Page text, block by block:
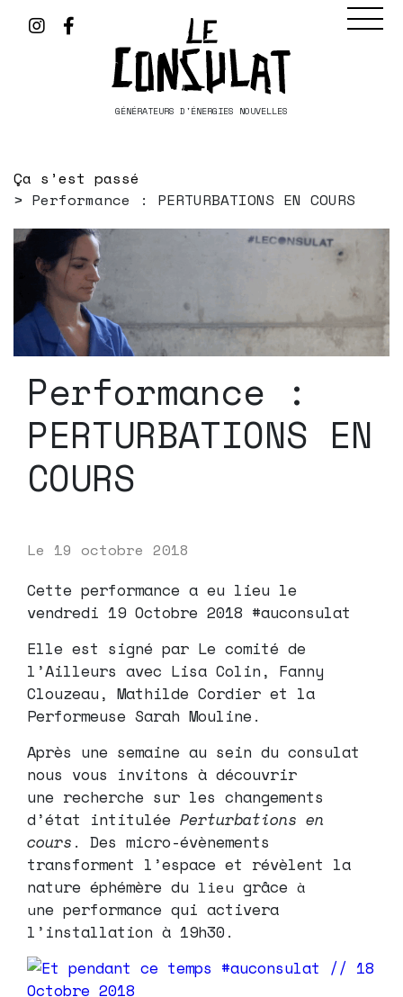
GÉNÉRATEURS D'ÉNERGIES NOUVELLES
Ça s’est passé
Performance : PERTURBATIONS EN COURS
Performance :
PERTURBATIONS EN
COURS
Le 19 octobre 2018
Cette performance a eu lieu le
vendredi 19 Octobre 2018 #auconsulat
Elle est signé par Le comité de
l’Ailleurs avec Lisa Colin, Fanny
Clouzeau, Mathilde Cordier et la
Performeuse Sarah Mouline.
Après une semaine au sein du consulat
nous vous invitons à découvrir
une recherche sur les changements
d’état intitulée Perturbations en
cours . Des micro-évènements
transforment l’espace et révèlent la
nature éphémère du lieu grâce à
une performance qui activera
l’installation à 19h30.